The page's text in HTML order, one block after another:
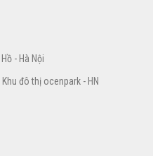
- Hà Nội
đô thị ocenpark - HN